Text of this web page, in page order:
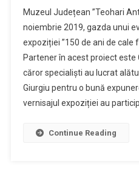
Muzeul Județean ”Teohari
noiembrie 2019, gazda unui
expoziției ”150 de ani de cale
Partener în acest proiect este
căror specialiști au lucrat
Giurgiu pentru o bună
vernisajul expoziției au
Continue Reading